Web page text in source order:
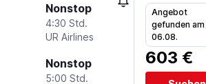
Nonstop
4:30 Std.
UR Airlines
Nonstop
5:00 Std.
Angebot
gefunden am
06.08.
603 €